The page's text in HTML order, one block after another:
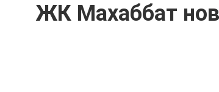
ЖК Махаббат